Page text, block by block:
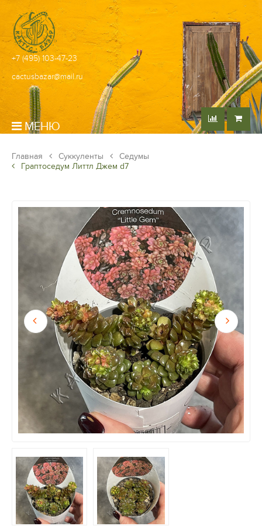
+7 (495) 103-47-23
cactusbazar@mail.ru
МЕНЮ
Главная Суккуленты
Седумы
Граптоседум Литтл Джем d7